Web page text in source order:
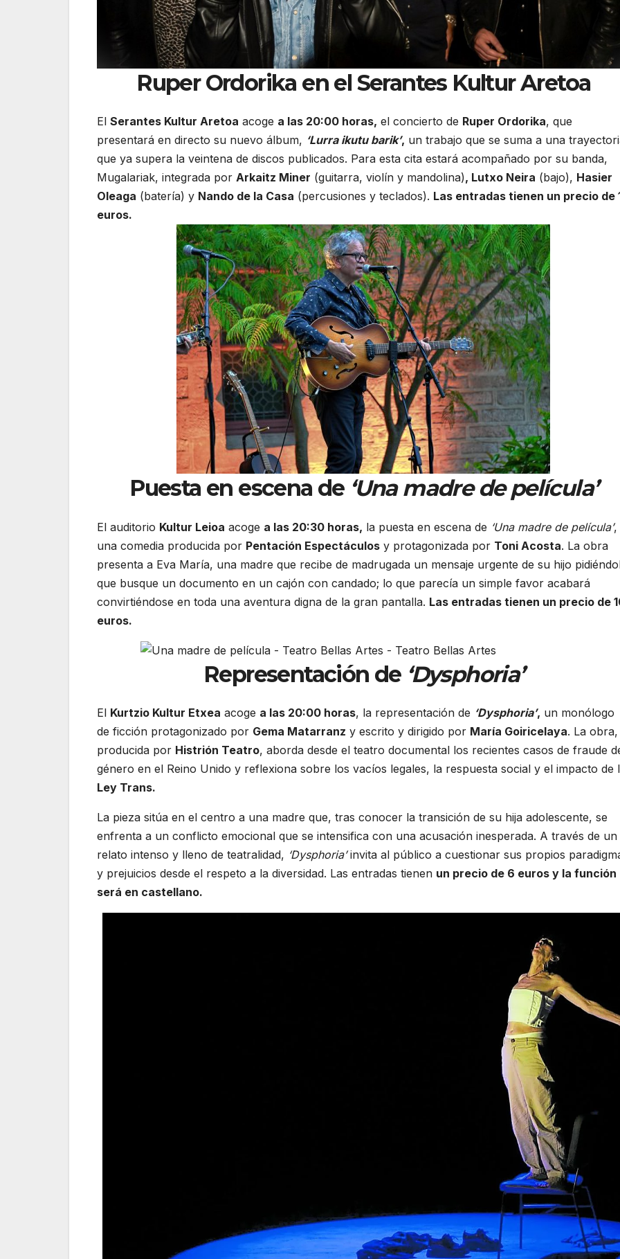
Ruper Ordorika en el Serantes Kultur Aretoa
El Serantes Kultur Aretoa acoge a las 20:00 horas, el concierto de Ruper Ordorika, que
presentará en directo su nuevo álbum, ‘Lurra ikutu barik’, un trabajo que se suma a una
que ya supera la veintena de discos publicados. Para esta cita estará acompañado por su banda,
Mugalariak, integrada por Arkaitz Miner (guitarra, violín y mandolina), Lutxo Neira (bajo), Hasier
Oleaga (batería) y Nando de la Casa (percusiones y teclados). Las entradas tienen un precio de
euros.
Puesta en escena de ‘Una madre de película’
El auditorio Kultur Leioa acoge a las 20:30 horas, la puesta en escena de ‘Una madre de película’,
una comedia producida por Pentación Espectáculos y protagonizada por Toni Acosta. La obra
presenta a Eva María, una madre que recibe de madrugada un mensaje urgente de su hijo
que busque un documento en un cajón con candado; lo que parecía un simple favor acabará
convirtiéndose en toda una aventura digna de la gran pantalla. Las entradas tienen un precio de
euros.
Representación de ‘Dysphoria’
El Kurtzio Kultur Etxea acoge a las 20:00 horas, la representación de ‘Dysphoria’, un monólogo
de ficción protagonizado por Gema Matarranz y escrito y dirigido por María Goiricelaya. La obra,
producida por Histrión Teatro, aborda desde el teatro documental los recientes casos de fraude
género en el Reino Unido y reflexiona sobre los vacíos legales, la respuesta social y el impacto de
Ley Trans.
La pieza sitúa en el centro a una madre que, tras conocer la transición de su hija adolescente, se
enfrenta a un conflicto emocional que se intensifica con una acusación inesperada. A través de un
relato intenso y lleno de teatralidad, ‘Dysphoria’invita al público a cuestionar sus propios
y prejuicios desde el respeto a la diversidad. Las entradas tienen un precio de 6 euros y la función
será en castellano.